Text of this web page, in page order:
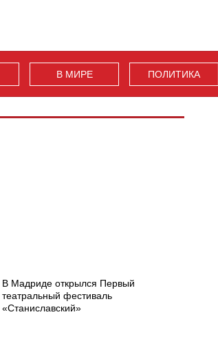
В МИРЕ ПОЛИТИКА
В Мадриде открылся Первый
театральный фестиваль
«Станиславский»